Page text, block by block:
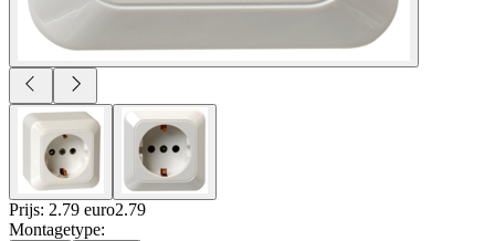
Prijs: 2.79 euro2.79
Montagetype: